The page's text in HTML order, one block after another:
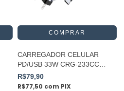
CARREGADOR CELULAR
PD/USB 33W CRG-233CC
HREBOS
R$79,90
R$77,50 com PIX